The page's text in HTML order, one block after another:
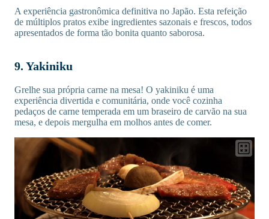
A experiência gastronômica definitiva no Japão. Esta refeição
de múltiplos pratos exibe ingredientes sazonais e frescos, todos
apresentados de forma tão bonita quanto saborosa.
9. Yakiniku
Grelhe sua própria carne na mesa! O yakiniku é uma
experiência divertida e comunitária, onde você cozinha
pedaços de carne temperada em um braseiro de carvão na sua
mesa, e depois mergulha em molhos antes de comer.